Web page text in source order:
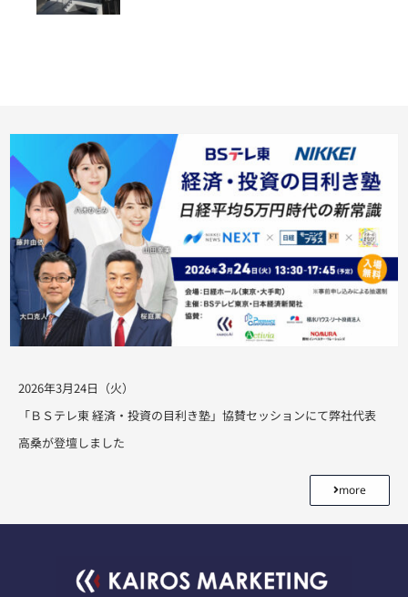
2026年3月24日（火）
「ＢＳテレ東 経済・投資の目利き塾」協賛セッションにて弊社代表
高桑が登壇しました
more